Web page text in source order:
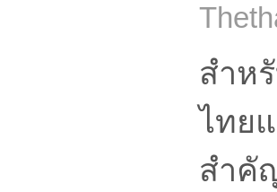
สำห
ไทย
สำคั